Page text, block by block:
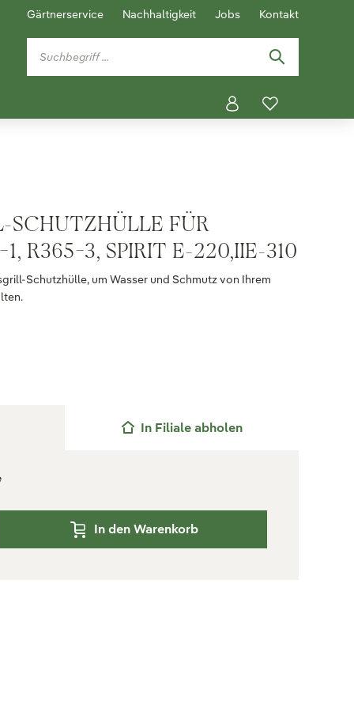
Gärtnerservice Nachhaltigkeit Jobs Kontakt
SCHUTZHÜLLE FÜR
R365-3, SPIRIT E-220,IIE-310
Schutzhülle, um Wasser und Schmutz von Ihrem
In Filiale abholen
In den Warenkorb